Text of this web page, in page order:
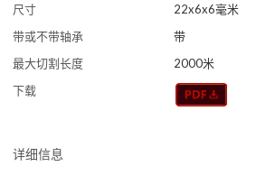
尺寸
22x6x6毫米
带或不带轴承
带
最大切割长度
2000米
下载
详细信息